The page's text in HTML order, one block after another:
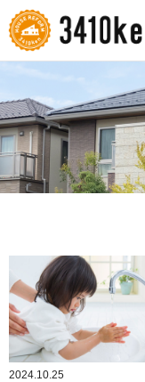
2024.10.25